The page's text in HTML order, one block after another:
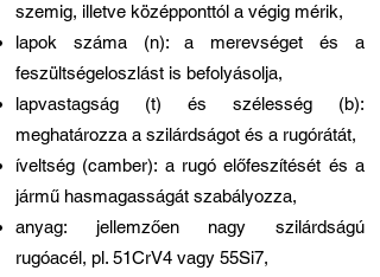
szemig, illetve középponttól a végig mérik,
lapok száma (n): a merevséget és a
feszültségeloszlást is befolyásolja,
lapvastagság (t) és szélesség (b):
meghatározza a szilárdságot és a rugórátát,
íveltség (camber): a rugó előfeszítését és a
jármű hasmagasságát szabályozza,
anyag: jellemzően nagy szilárdságú
rugóacél, pl. 51CrV4 vagy 55Si7,